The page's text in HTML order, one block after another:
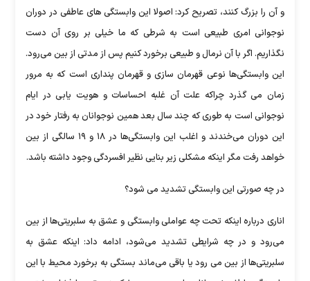
و آن را بزرگ کنند، تصریح کرد: اصولا این وابستگی های عاطفی در دوران
نوجوانی امری طبیعی است به شرطی که ما خیلی بر روی آن دست
نگذاریم. اگر با آن نرمال و طبیعی برخورد کنیم پس از مدتی از بین می‌رود.
این وابستگی‌ها نوعی قهرمان سازی و قهرمان پنداری است که به مرور
زمان می گذرد چراکه علت آن غلبه احساسات و هویت یابی در ایام
نوجوانی است به طوری که چند سال بعد همین نوجوانان به رفتار خود در
این دوران می‌خندند و اغلب این وابستگی‌ها در ۱۸ و ۱۹ سالگی از بین
خواهد رفت مگر اینکه مشکلی زیر بنایی نظیر افسردگی وجود داشته باشد.
در چه صورتی این وابستگی تشدید می شود؟
اناری درباره اینکه تحت چه عواملی وابستگی و عشق به سلبریتی‌ها از بین
می‌رود و در چه شرایطی تشدید می‌شود، ادامه داد: اینکه عشق به
سلبریتی‌ها از بین می رود یا باقی می‌ماند بستگی به برخورد محیط با این